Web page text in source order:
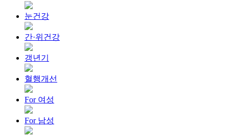
눈건강
간·위건강
갱년기
혈행개선
For 여성
For 남성